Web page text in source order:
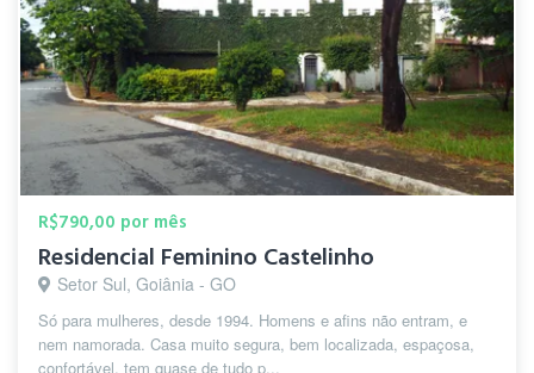
R$790,00 por mês
Residencial Feminino Castelinho
Setor Sul, Goiânia - GO
Só para mulheres, desde 1994. Homens e afins não entram, e
nem namorada. Casa muito segura, bem localizada, espaçosa,
confortável, tem quase de tudo p...